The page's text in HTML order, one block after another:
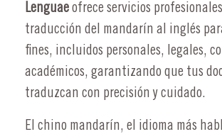
Lenguae ofrece servicios
traducción del mandarín al inglés
fines, incluidos personales, legales,
académicos, garantizando que tus
traduzcan con precisión y cuidado.
El chino mandarín, el idioma más